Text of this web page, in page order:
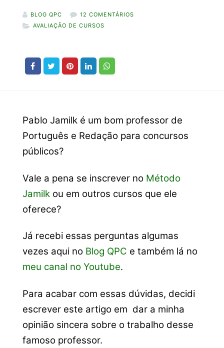
BLOG QPC
12 COMENTÁRIOS
AVALIAÇÃO DE CURSOS
Pablo Jamilk é um bom professor de
Português e Redação para concursos
públicos?
Vale a pena se inscrever no Método
Jamilkou em outros cursos que ele
oferece?
Já recebi essas perguntas algumas
vezes aqui no Blog QPC e também lá no
meu canal no Youtube.
Para acabar com essas dúvidas, decidi
escrever este artigo em dar a minha
opinião sincera sobre o trabalho desse
famoso professor.